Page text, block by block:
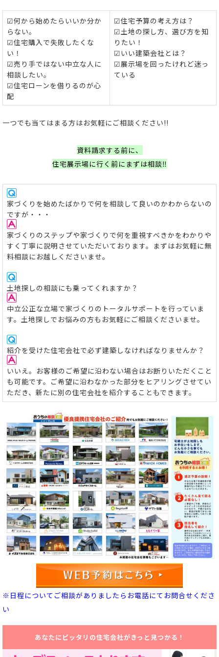
☑何から始めたらいいか分か
らない。
☑住宅購入で失敗したくな
い！
☑売り手ではない中立な人に
相談したい。
☑住宅ローンを借りるのが心
配
☑住宅予算の考え方は？
☑土地の探し方、選び方を知
りたい！
☑いい建築会社とは？
☑展示場を回ったけれど迷っ
ている
一つでも当てはまる方はお気軽にご相談ください!!
資料請求する前に、
住宅展示場に行く前にまずは相談‼
家づくりを始めたばかりで何を相談して良いのかわからないの
ですが・・・
家づくりのステップや家づくりで何を重視すべきかをわかりや
すく丁寧に説明させていただいております。まずはお気軽に無
料相談にお越しくださいませ。
土地探しの相談にも乗ってくれますか？
中立公正な立場で家づくりのトータルサポートを行っていま
す。土地探しでお悩みの方もお気軽にご相談くださいませ。
紹介を受けた住宅会社で必ず建築しなければなりませんか？
いいえ。お客様のご希望に沿わない場合はお断りいただくこと
も可能です。ご希望に沿わなかった部分をヒアリングさせてい
ただき、新たに別の住宅会社を紹介することもできます。
※日程についてご相談がありましたらお電話にてお問合せくださ
い
あなたにピッタリの住宅会社がきっと見つかる！